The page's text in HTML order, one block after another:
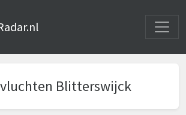
Blitterswijck